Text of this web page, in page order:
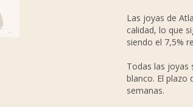
Las joyas de
calidad, lo que
siendo el 7,5%
Todas las joyas
blanco. El plazo
semanas.